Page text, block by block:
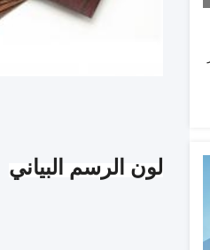
لون الرسم البياني